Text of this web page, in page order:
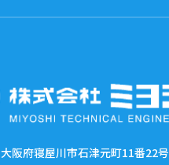
大阪府寝屋川市石津元町11番22号